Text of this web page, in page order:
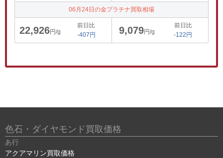
06月24日の金プラチナ買取相場
22,926円/g
前日比
-407円
9,079円/g
前日比
-122円
色石・ダイヤモンド買取価格
あ行
アクアマリン買取価格